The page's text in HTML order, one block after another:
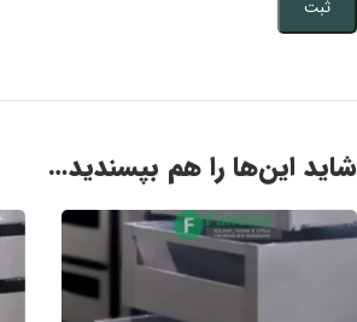
شاید این‌ها را هم بپسندید…